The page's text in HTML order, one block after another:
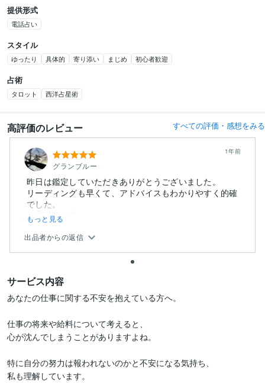
提供形式
電話占い
スタイル
ゆったり 具体的 寄り添い まじめ 初心者歓迎
占術
タロット 西洋占星術
高評価のレビュー すべての評価・感想をみる
グランブルー
1年前
昨日は鑑定していただきありがとうございました。
リーディングも早くて、アドバイスもわかりやすく的確
でした。
仕事以外の事...
もっと見る
出品者からの返信
サービス内容
あなたの仕事に関する不安を抱えている方へ。
仕事の将来や給料について考えると、
心が沈んでしまうことがありますよね。
特に自分の努力は報われないのかと不安になる気持ち、
私も理解しています。